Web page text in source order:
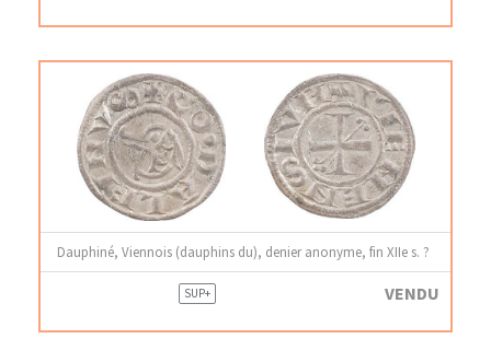
Dauphiné, Viennois (dauphins du), denier anonyme, fin XIIe s. ?
SUP+ VENDU